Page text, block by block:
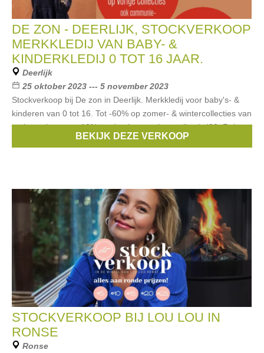
DE ZON - DEERLIJK, STOCKVERKOOP
MERKKLEDIJ VAN BABY- &
KINDERKLEDIJ 0 TOT 16 JAAR.
Deerlijk
25 oktober 2023 --- 5 november 2023
Stockverkoop bij De zon in Deerlijk. Merkkledij voor baby's- &
kinderen van 0 tot 16. Tot -60% op zomer- & wintercollecties van
vorige seizoenen.-10% op de nieuwe wintercollectie '23. Ruime
Noppies,Blue Bay,Woody,Red & Blu
BEKIJK DEZE VERKOOP
STOCKVERKOOP BIJ LOU LOU IN
RONSE
Ronse